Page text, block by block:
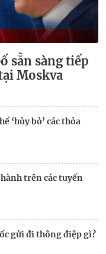
sẵn sàng tiếp
Moskva
‘hủy bỏ’ các thỏa
trên các tuyến
gửi đi thông điệp gì?